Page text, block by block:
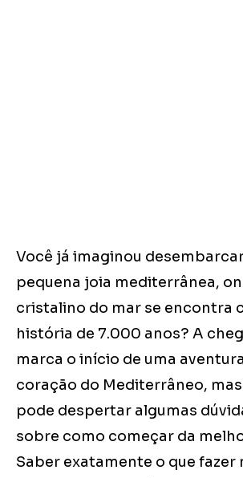
Você já imaginou
pequena joia mediterrânea,
cristalino do mar se encontra
história de 7.000 anos? A
marca o início de uma
coração do Mediterrâneo,
pode despertar algumas
sobre como começar da
Saber exatamente o que